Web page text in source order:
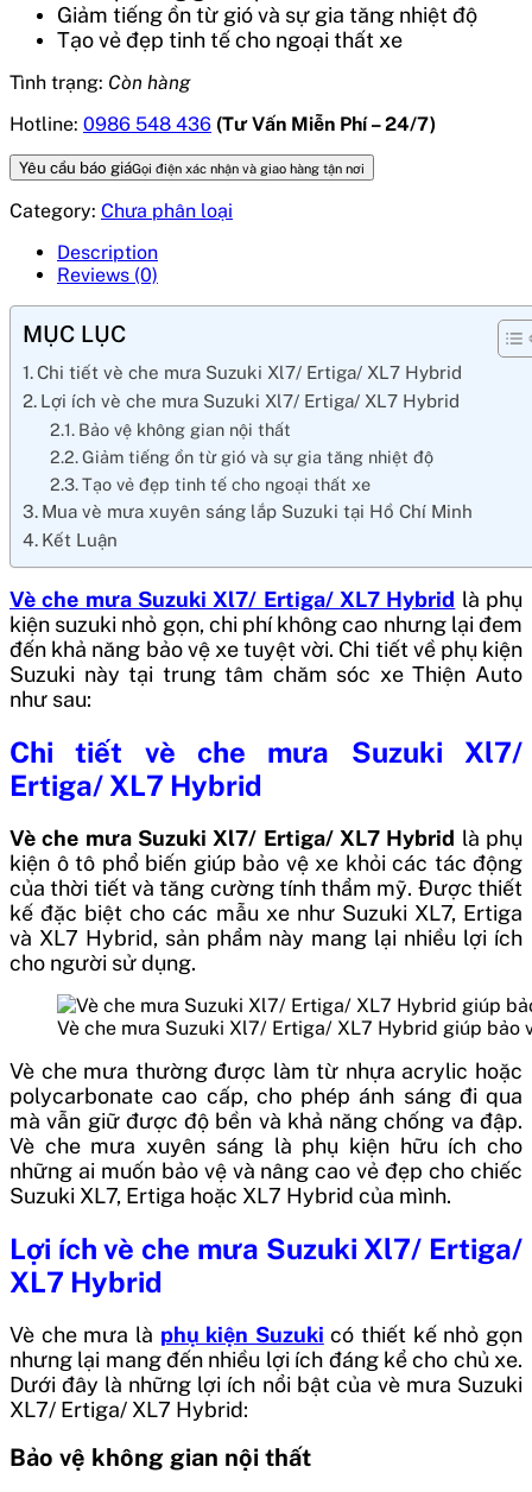
Giảm tiếng ồn từ gió và sự gia tăng nhiệt độ
Tạo vẻ đẹp tinh tế cho ngoại thất xe
Tình trạng: Còn hàng
Hotline: 0986 548 436 (Tư Vấn Miễn Phí – 24/7)
Yêu cầu báo giáGọi điện xác nhận và giao hàng tận nơi
Category: Chưa phân loại
Description
Reviews (0)
MỤC LỤC
Chi tiết vè che mưa Suzuki Xl7/ Ertiga/ XL7 Hybrid
Lợi ích vè che mưa Suzuki Xl7/ Ertiga/ XL7 Hybrid
Bảo vệ không gian nội thất
Giảm tiếng ồn từ gió và sự gia tăng nhiệt độ
Tạo vẻ đẹp tinh tế cho ngoại thất xe
Mua vè mưa xuyên sáng lắp Suzuki tại Hồ Chí Minh
Kết Luận
Vè che mưa Suzuki Xl7/ Ertiga/ XL7 Hybrid là phụ
kiện suzuki nhỏ gọn, chi phí không cao nhưng lại đem
đến khả năng bảo vệ xe tuyệt vời. Chi tiết về phụ kiện
Suzuki này tại trung tâm chăm sóc xe Thiện Auto
như sau:
Chi tiết vè che mưa Suzuki Xl7/
Ertiga/ XL7 Hybrid
Vè che mưa Suzuki Xl7/ Ertiga/ XL7 Hybrid là phụ
kiện ô tô phổ biến giúp bảo vệ xe khỏi các tác động
của thời tiết và tăng cường tính thẩm mỹ. Được thiết
kế đặc biệt cho các mẫu xe như Suzuki XL7, Ertiga
và XL7 Hybrid, sản phẩm này mang lại nhiều lợi ích
cho người sử dụng.
Vè che mưa Suzuki Xl7/ Ertiga/ XL7 Hybrid giúp bảo
Vè che mưa thường được làm từ nhựa acrylic hoặc
polycarbonate cao cấp, cho phép ánh sáng đi qua
mà vẫn giữ được độ bền và khả năng chống va đập.
Vè che mưa xuyên sáng là phụ kiện hữu ích cho
những ai muốn bảo vệ và nâng cao vẻ đẹp cho chiếc
Suzuki XL7, Ertiga hoặc XL7 Hybrid của mình.
Lợi ích vè che mưa Suzuki Xl7/ Ertiga/
XL7 Hybrid
Vè che mưa là phụ kiện Suzuki có thiết kế nhỏ gọn
nhưng lại mang đến nhiều lợi ích đáng kể cho chủ xe.
Dưới đây là những lợi ích nổi bật của vè mưa Suzuki
XL7/ Ertiga/ XL7 Hybrid:
Bảo vệ không gian nội thất